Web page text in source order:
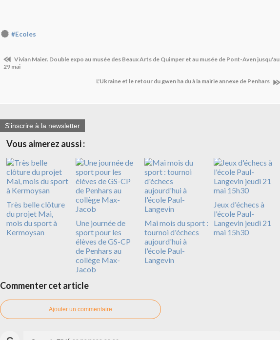
#Ecoles
Vivian Maier. Double expo au musée des Beaux Arts de Quimper et au musée de Pont-Aven jusqu'au
29 mai
L'Ukraine et le retour du gwen ha du à la mairie annexe de Penhars
S'inscrire à la newsletter
Vous aimerez aussi :
Très belle clôture
du projet Mai,
mois du sport à
Kermoysan
Une journée de
sport pour les
élèves de GS-CP
de Penhars au
collège Max-
Jacob
Mai mois du sport :
tournoi d'échecs
aujourd'hui à
l'école Paul-
Langevin
Jeux d'échecs à
l'école Paul-
Langevin jeudi 21
mai 15h30
Commenter cet article
Ajouter un commentaire